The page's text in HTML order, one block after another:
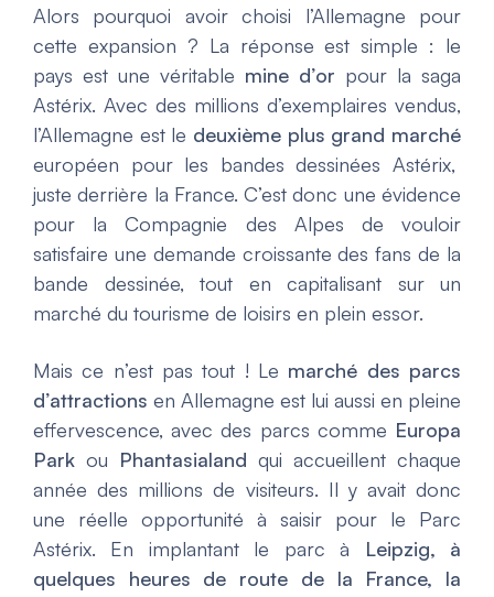
Alors pourquoi avoir choisi l’Allemagne pour
cette expansion ? La réponse est simple : le
pays est une véritable mine d’or pour la saga
Astérix. Avec des millions d’exemplaires vendus,
l’Allemagne est le deuxième plus grand marché
européen pour les bandes dessinées Astérix,
juste derrière la France. C’est donc une évidence
pour la Compagnie des Alpes de vouloir
satisfaire une demande croissante des fans de la
bande dessinée, tout en capitalisant sur un
marché du tourisme de loisirs en plein essor.
Mais ce n’est pas tout ! Le marché des parcs
d’attractions en Allemagne est lui aussi en pleine
effervescence, avec des parcs comme Europa
Park ou Phantasialand qui accueillent chaque
année des millions de visiteurs. Il y avait donc
une réelle opportunité à saisir pour le Parc
Astérix. En implantant le parc à
Leipzig, à
quelques heures de route de la France, la